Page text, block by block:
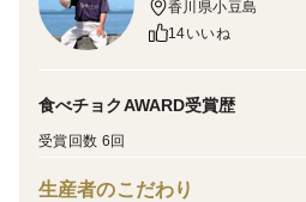
所。頑張って挑戦してください
臓処理いたしお送りします。）
カサゴ カワハギ その他珍し
季節により、中身はかわります。
※）お刺身で食す場合は、アニ
香川県小豆島
14いいね
食べチョクAWARD受賞歴
受賞回数 6回
生産者のこだわり